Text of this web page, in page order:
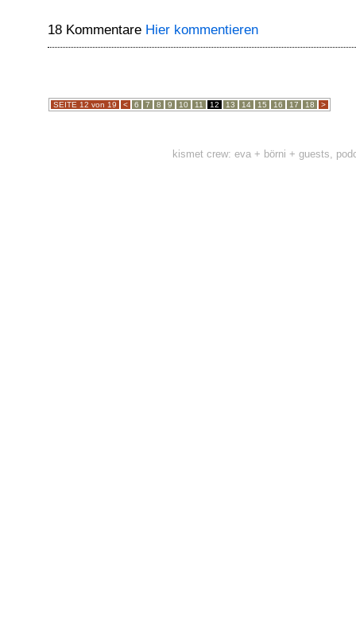
18 Kommentare Hier kommentieren
SEITE 12 von 19 < 6 7 8 9 10 11 12 13 14 15 16 17 18 >
kismet crew: eva + börni + guests,